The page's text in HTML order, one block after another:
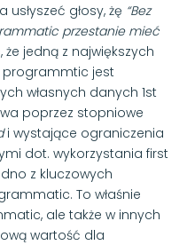
głosy, żę “Bez
przestanie mieć
jedną z największych
programmtic jest
własnych danych 1st
poprzez stopniowe
i wystające ograniczenia
dot. wykorzystania first
z kluczowych
To właśnie
ale także w innych
wartość dla